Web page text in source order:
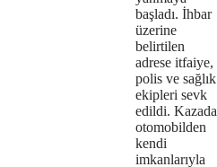
başladı. İhbar
üzerine
belirtilen
adrese itfaiye,
polis ve sağlık
ekipleri sevk
edildi. Kazada
otomobilden
kendi
imkanlarıyla